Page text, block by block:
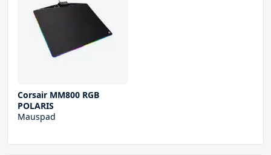
Corsair MM800 RGB
POLARIS
Mauspad